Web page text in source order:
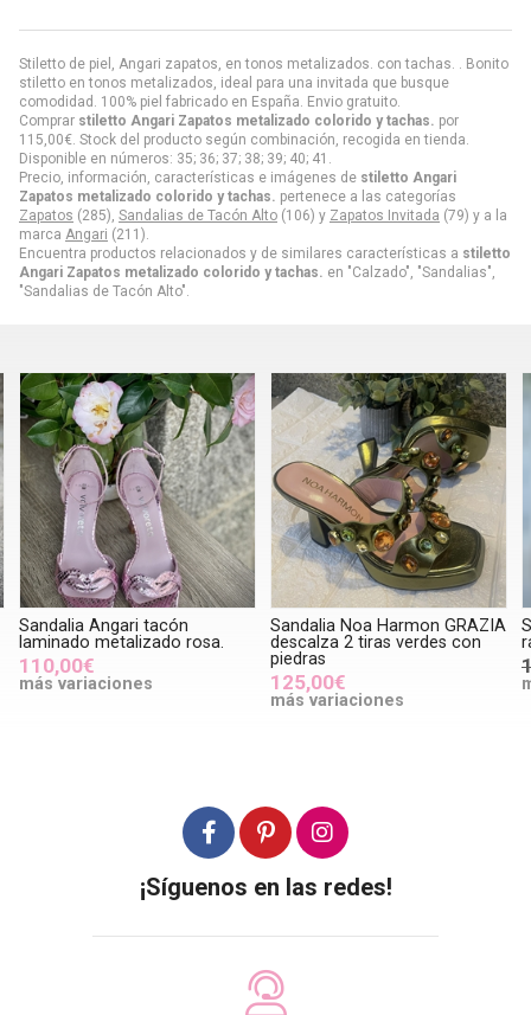
Stiletto de piel, Angari zapatos, en tonos metalizados. con tachas. . Bonito
stiletto en tonos metalizados, ideal para una invitada que busque
comodidad. 100% piel fabricado en España. Envio gratuito.
Comprar stiletto Angari Zapatos metalizado colorido y tachas. por
115,00€ . Stock del producto según combinación, recogida en tienda.
Disponible en números: 35; 36; 37; 38; 39; 40; 41.
Precio, información, características e imágenes de stiletto Angari
Zapatos metalizado colorido y tachas. pertenece a las categorías
Zapatos (285), Sandalias de Tacón Alto (106) y Zapatos Invitada (79) y a la
marca Angari (211).
Encuentra productos relacionados y de similares características a stiletto
Angari Zapatos metalizado colorido y tachas. en "Calzado", "Sandalias",
"Sandalias de Tacón Alto".
Sandalia Angari tacón
laminado metalizado rosa.
110,00€
más variaciones
Sandalia Noa Harmon GRAZIA
descalza 2 tiras verdes con
piedras
125,00€
más variaciones
¡Síguenos en las redes!